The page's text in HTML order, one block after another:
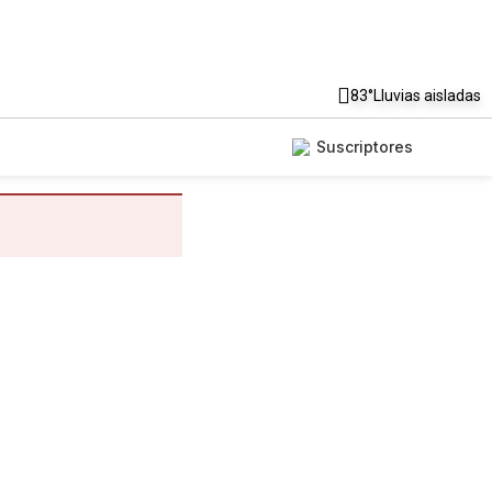
83°Lluvias aisladas
Suscriptores